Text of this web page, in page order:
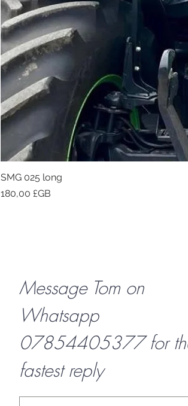
SMG 025 long
Prix
180,00 £GB
Message Tom on
Whatsapp
07854405377 for
fastest reply